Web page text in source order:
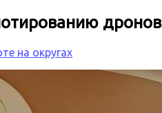
дронов
на округах